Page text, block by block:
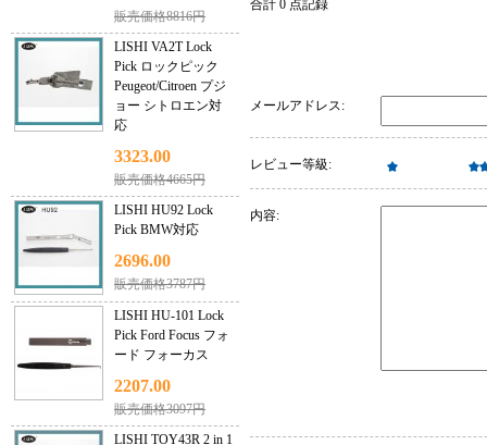
販売価格8816円
LISHI VA2T Lock
Pick ロックピック
Peugeot/Citroen プジ
ョー シトロエン対
応
3323.00
販売価格4665円
LISHI HU92 Lock
Pick BMW対応
2696.00
販売価格3787円
LISHI HU-101 Lock
Pick Ford Focus フォ
ード フォーカス
2207.00
販売価格3097円
LISHI TOY43R 2 in 1
合計 0 点記録
メールアドレス:
レビュー等級:
内容: